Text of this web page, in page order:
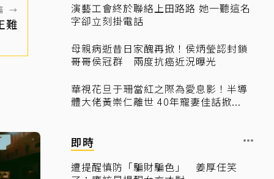
→
難
演藝工會終於聯絡上田路路 她一聽這名
字卻立刻掛電話
母親病逝昔日家醜再掀！侯炳瑩認封鎖
哥哥侯冠群 兩度抗癌近況曝光
華視花旦于珊當紅之際為愛息影！半導
體大佬黃崇仁離世 40年寵妻佳話掀...
即時
遭提醒慎防「騙財騙色」 姜厚任笑